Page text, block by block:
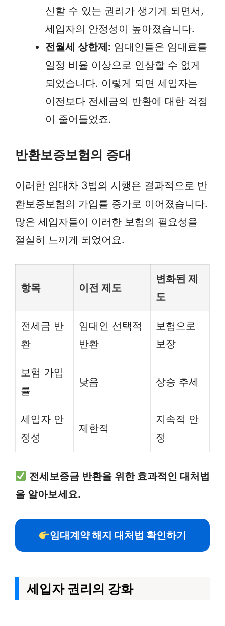
신할 수 있는 권리가 생기게 되면서,
세입자의 안정성이 높아졌습니다.
전월세 상한제: 임대인들은 임대료를
일정 비율 이상으로 인상할 수 없게
되었습니다. 이렇게 되면 세입자는
이전보다 전세금의 반환에 대한 걱정
이 줄어들었죠.
반환보증보험의 증대
이러한 임대차 3법의 시행은 결과적으로 반
환보증보험의 가입률 증가로 이어졌습니다.
많은 세입자들이 이러한 보험의 필요성을
절실히 느끼게 되었어요.
항목 이전 제도
변화된 제
도
전세금 반
환
임대인 선택적
반환
보험으로
보장
보험 가입
률
낮음 상승 추세
세입자 안
정성
제한적
지속적 안
정
전세보증금 반환을 위한 효과적인 대처법
을 알아보세요.
임대계약 해지 대처법 확인하기
세입자 권리의 강화